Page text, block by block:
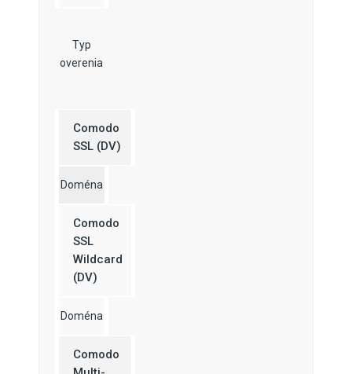
Typ
overenia
Comodo
SSL (DV)
Doména
Comodo
SSL
Wildcard
(DV)
Doména
Comodo